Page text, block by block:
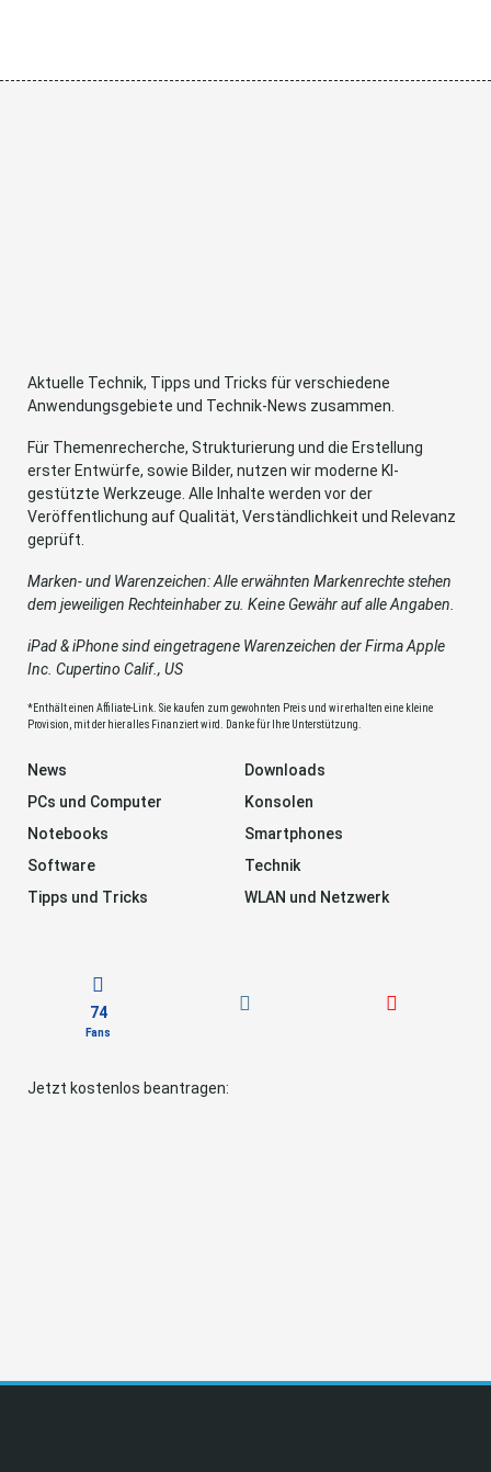
Aktuelle Technik, Tipps und Tricks für verschiedene
Anwendungsgebiete und Technik-News zusammen.
Für Themenrecherche, Strukturierung und die Erstellung
erster Entwürfe, sowie Bilder, nutzen wir moderne KI-
gestützte Werkzeuge. Alle Inhalte werden vor der
Veröffentlichung auf Qualität, Verständlichkeit und Relevanz
geprüft.
Marken- und Warenzeichen: Alle erwähnten Markenrechte stehen
dem jeweiligen Rechteinhaber zu. Keine Gewähr auf alle Angaben.
iPad & iPhone sind eingetragene Warenzeichen der Firma Apple
Inc. Cupertino Calif., US
*Enthält einen Affiliate-Link. Sie kaufen zum gewohnten Preis und wir erhalten eine kleine
Provision, mit der hier alles Finanziert wird. Danke für Ihre Unterstützung.
News
Downloads
PCs und Computer
Konsolen
Notebooks
Smartphones
Software
Technik
Tipps und Tricks
WLAN und Netzwerk
74
Fans
Jetzt kostenlos beantragen: